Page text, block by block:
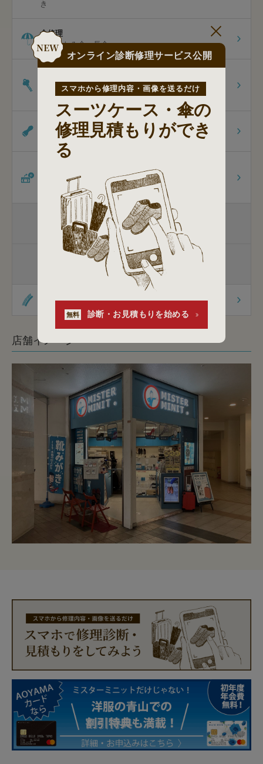
オンライン診断修理サービス公開
スマホから修理内容・画像を送るだけ
スーツケース・傘の
修理見積もりができ
る
無料 診断・お見積もりを始める
き
傘修理
折りたたみ傘
長傘
住居・事務所・店舗の合鍵
自転車の合鍵
車・バイ
クの合鍵
トランスポンダーキー
印鑑・はんこの作製
法人印 ゴム印 シャチハタ浸透印
ビデオテープのダビング
8mmのダビング
ン]スマホ保存
包丁研ぎ
家庭用包丁
杖の販売
オリジナル商品
店舗イメージ